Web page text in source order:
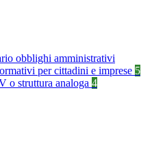
obblighi amministrativi
per cittadini e imprese 5
o struttura analoga 4